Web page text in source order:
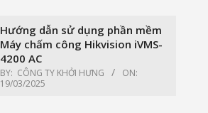
Hướng dẫn sử dụng phần mềm
Máy chấm công Hikvision iVMS-
4200 AC
BY: CÔNG TY KHỞI HƯNG
ON:
19/03/2025